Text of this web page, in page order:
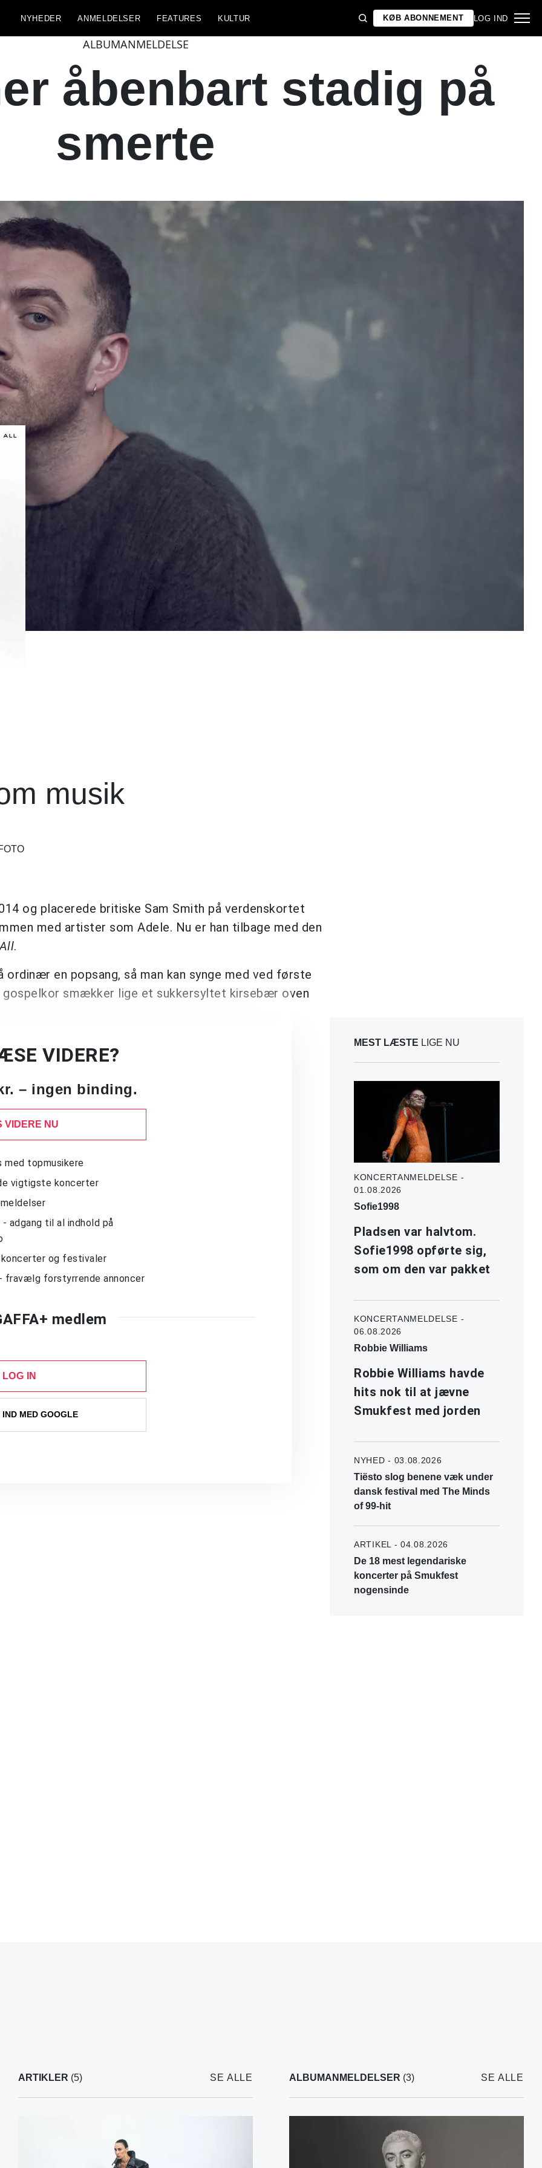
NYHEDER ANMELDELSER FEATURES KULTUR KØB ABONNEMENT LOG IND
ALBUMANMELDELSE
åbenbart stadig på
smerte
musik
og placerede britiske Sam Smith på verdenskortet
med artister som Adele. Nu er han tilbage med den
.
ordinær en popsang, så man kan synge med ved første
smækker lige et sukkersyltet kirsebær oven
VIDERE?
– ingen binding.
NU
med topmusikere
vigtigste koncerter
adgang til al indhold på
og festivaler
fravælg forstyrrende annoncer
medlem
LOG IN
MED GOOGLE
MEST LÆSTE LIGE NU
KONCERTANMELDELSE -
01.08.2026
Sofie1998
Pladsen var halvtom.
Sofie1998 opførte sig,
som om den var pakket
KONCERTANMELDELSE -
06.08.2026
Robbie Williams
Robbie Williams havde
hits nok til at jævne
Smukfest med jorden
NYHED - 03.08.2026
Tiësto slog benene væk under
dansk festival med The Minds
of 99-hit
ARTIKEL - 04.08.2026
De 18 mest legendariske
koncerter på Smukfest
nogensinde
ARTIKLER (5) SE ALLE ALBUMANMELDELSER (3) SE ALLE